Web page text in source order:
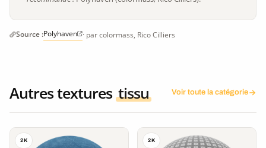
Source :Polyhaven · par colormass, Rico Cilliers
Autres textures tissu Voir toute la catégorie
2K 2K